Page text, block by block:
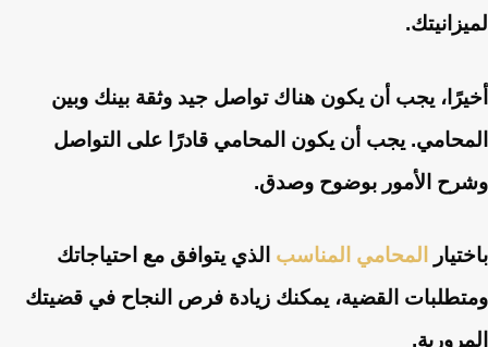
لميزانيتك.
أخيرًا، يجب أن يكون هناك تواصل جيد وثقة بينك وبين
المحامي. يجب أن يكون المحامي قادرًا على التواصل
وشرح الأمور بوضوح وصدق.
باختيار المحامي المناسب الذي يتوافق مع احتياجاتك
ومتطلبات القضية، يمكنك زيادة فرص النجاح في قضيتك
المرورية.